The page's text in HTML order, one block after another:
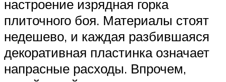
настроение изрядная горка
плиточного боя. Материалы стоят
недешево, и каждая разбившаяся
декоративная пластинка означает
напрасные расходы. Впрочем,